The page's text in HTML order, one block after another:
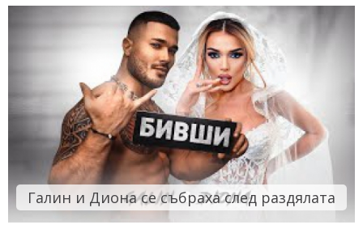
Галин и Диона се събраха след раздялата